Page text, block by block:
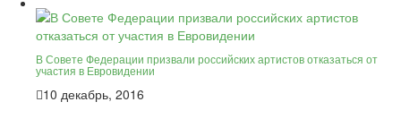
В Совете Федерации призвали российских артистов отказаться от
участия в Евровидении
10 декабрь, 2016